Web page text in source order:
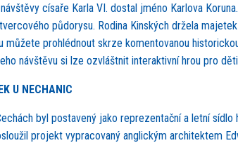
císaře Karla VI. dostal jméno Karlova
půdorysu. Rodina Kinských držela
můžete prohlédnout skrze komentovanou
návštěvu si lze ozvláštnit interaktivní hrou pro
U NECHANIC
byl postavený jako reprezentační a letní
projekt vypracovaný anglickým architektem